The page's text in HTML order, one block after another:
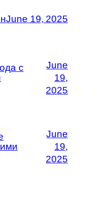
June 19, 2025
с
June
19,
2025
June
19,
2025